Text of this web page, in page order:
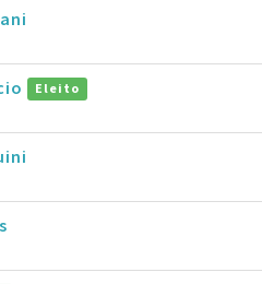
Eleito